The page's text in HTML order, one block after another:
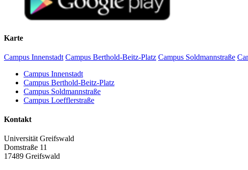
Karte
Campus Innenstadt Campus Berthold-Beitz-Platz Campus Soldmannstraße
Campus Innenstadt
Campus Berthold-Beitz-Platz
Campus Soldmannstraße
Campus Loefflerstraße
Kontakt
Universität Greifswald
Domstraße 11
17489 Greifswald